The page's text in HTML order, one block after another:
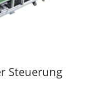
Steuerung